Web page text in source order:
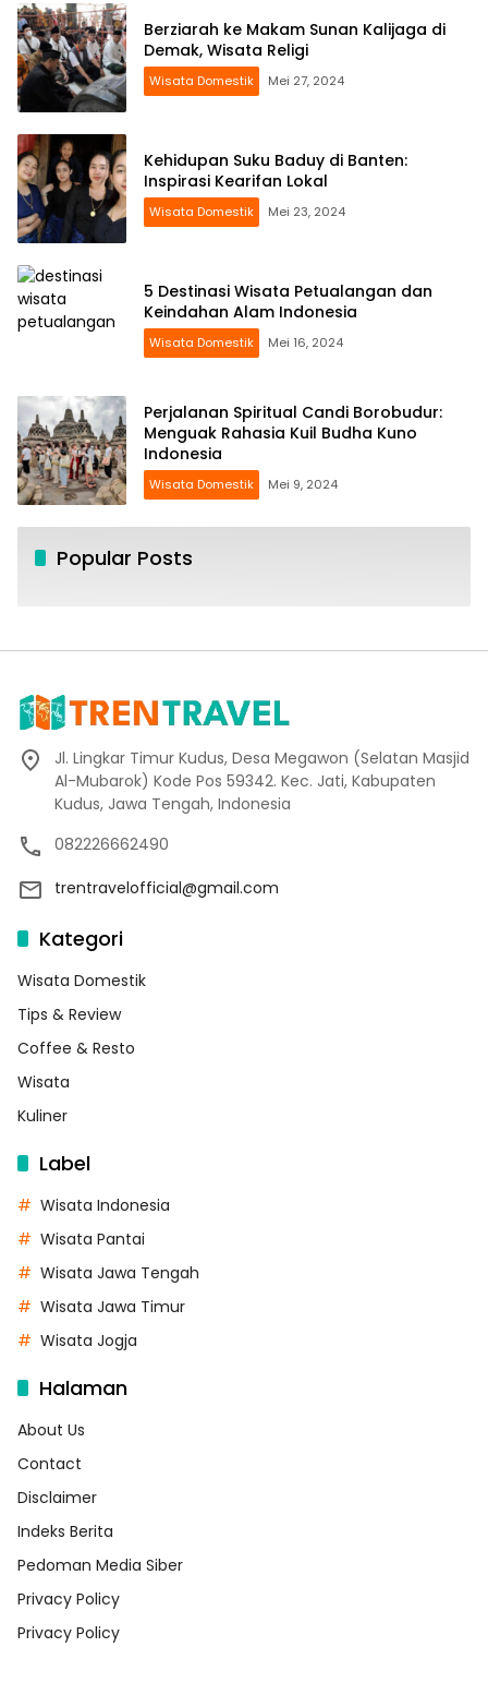
Berziarah ke Makam Sunan Kalijaga di
Demak, Wisata Religi
Wisata Domestik Mei 27, 2024
Kehidupan Suku Baduy di Banten:
Inspirasi Kearifan Lokal
Wisata Domestik Mei 23, 2024
5 Destinasi Wisata Petualangan dan
Keindahan Alam Indonesia
Wisata Domestik Mei 16, 2024
Perjalanan Spiritual Candi Borobudur:
Menguak Rahasia Kuil Budha Kuno
Indonesia
Wisata Domestik Mei 9, 2024
Popular Posts
Jl. Lingkar Timur Kudus, Desa Megawon (Selatan Masjid
Al-Mubarok) Kode Pos 59342. Kec. Jati, Kabupaten
Kudus, Jawa Tengah, Indonesia
082226662490
trentravelofficial@gmail.com
Kategori
Wisata Domestik
Tips & Review
Coffee & Resto
Wisata
Kuliner
Label
Wisata Indonesia
Wisata Pantai
Wisata Jawa Tengah
Wisata Jawa Timur
Wisata Jogja
Halaman
About Us
Contact
Disclaimer
Indeks Berita
Pedoman Media Siber
Privacy Policy
Privacy Policy